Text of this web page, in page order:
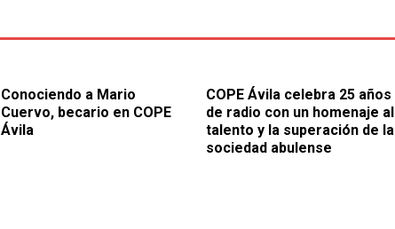
Conociendo a Mario
Cuervo, becario en COPE
Ávila
COPE Ávila celebra 25 años
de radio con un homenaje al
talento y la superación de la
sociedad abulense